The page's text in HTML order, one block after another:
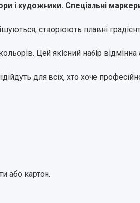
і художники. Спеціальні
створюють плавні
Цей якісний набір відмінна
для всіх, хто хоче
або картон.